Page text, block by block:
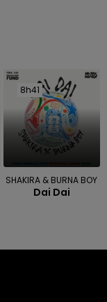
8h41
8h41
SHAKIRA & BURNA BOY
Dai Dai